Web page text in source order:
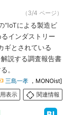
（3/4 ページ）
“IoTによる製造ビ
インダストリー
ギとされている
説する調査報告書
。
三島一孝 ，MONOist]
表示
関連情報